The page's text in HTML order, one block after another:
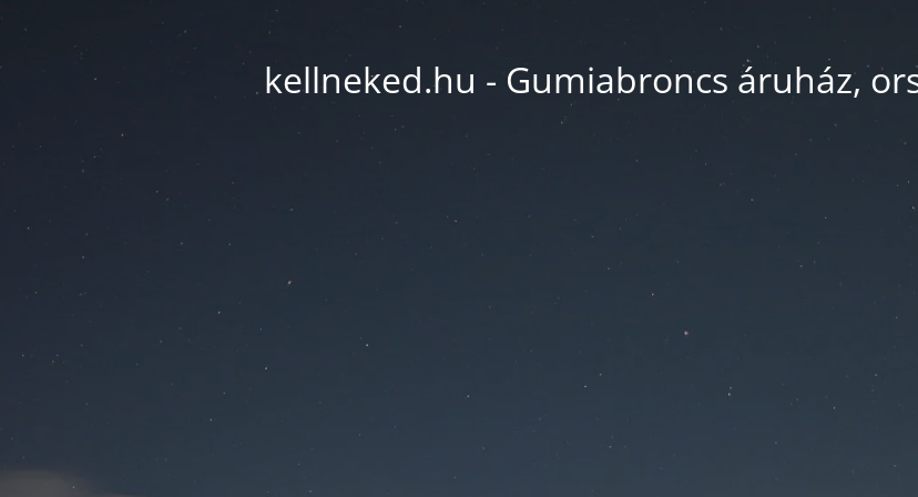
kellneked.hu - Gumiabroncs áruház,